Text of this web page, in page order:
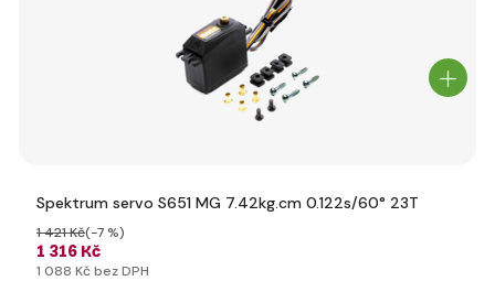
Spektrum servo S651 MG 7.42kg.cm 0.122s/60° 23T
1 316 Kč
1 421 Kč(-7 %)
1 088 Kč bez DPH